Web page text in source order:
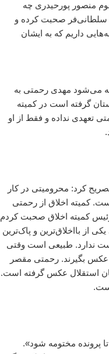
منصور پورحیدری چه
سلطانی‌فر صحبت کرده و
داریم که به ایشان
می‌شود مهدی رحمتی به
گرفته است در کمیته
تعهدی نداده و فقط از او
کرد: محرومیتی در کار
کمیته اخلاق از رحمتی
رئیس کمیته اخلاق صحبت کردم
از بااخلاق‌ترین و پاک‌ترین
ندارد. طبیعی است وقتی
عکس بگیرند. رحمتی مقصر
استقلال عکس گرفته است.
پرونده مختومه شود».